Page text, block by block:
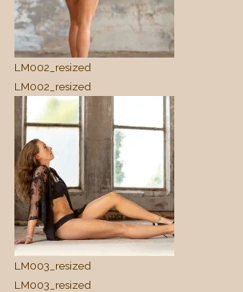
LM002_resized
LM002_resized
LM003_resized
LM003_resized